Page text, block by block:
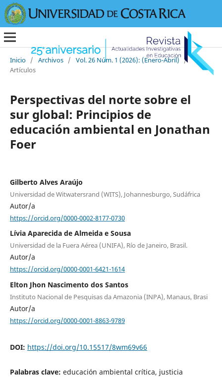
Inicio / Archivos / Vol. 26 Núm. 1 (2026): (Enero-Abril) /
Artículos
Perspectivas del norte sobre el
sur global: Principios de
educación ambiental en Jonathan
Foer
Gilberto Alves Araújo
Universidad de Witwatersrand (WITS), Johannesburgo, Sudáfrica
Autor/a
https://orcid.org/0000-0002-8177-0730
Lívia Aparecida de Almeida e Sousa
Universidad de la Fuera Aérea (UNIFA), Río de Janeiro, Brasil.
Autor/a
https://orcid.org/0000-0001-6421-1614
Elton Jhon Nascimento dos Santos
Instituto Nacional de Pesquisas da Amazonia (INPA), Manaus, Brasi
Autor/a
https://orcid.org/0000-0001-8863-9789
DOI: https://doi.org/10.15517/8wm69v66
Palabras clave: educación ambiental crítica, justicia